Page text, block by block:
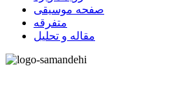
صفحه موسیقی
متفرقه
مقاله و تحلیل